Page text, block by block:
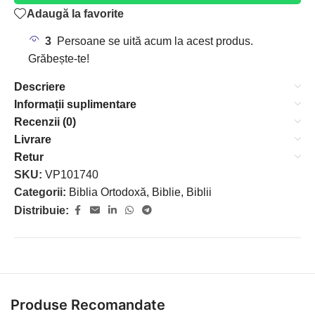
Adaugă la favorite
3 Persoane se uită acum la acest produs.
Grăbește-te!
Descriere
Informații suplimentare
Recenzii (0)
Livrare
Retur
SKU: VP101740
Categorii: Biblia Ortodoxă, Biblie, Biblii
Distribuie:
Produse Recomandate